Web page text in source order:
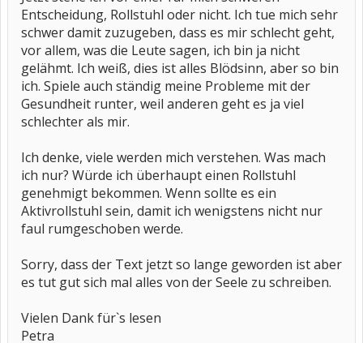
Entscheidung, Rollstuhl oder nicht. Ich tue mich sehr
schwer damit zuzugeben, dass es mir schlecht geht,
vor allem, was die Leute sagen, ich bin ja nicht
gelähmt. Ich weiß, dies ist alles Blödsinn, aber so bin
ich. Spiele auch ständig meine Probleme mit der
Gesundheit runter, weil anderen geht es ja viel
schlechter als mir.
Ich denke, viele werden mich verstehen. Was mach
ich nur? Würde ich überhaupt einen Rollstuhl
genehmigt bekommen. Wenn sollte es ein
Aktivrollstuhl sein, damit ich wenigstens nicht nur
faul rumgeschoben werde.
Sorry, dass der Text jetzt so lange geworden ist aber
es tut gut sich mal alles von der Seele zu schreiben.
Vielen Dank für`s lesen
Petra